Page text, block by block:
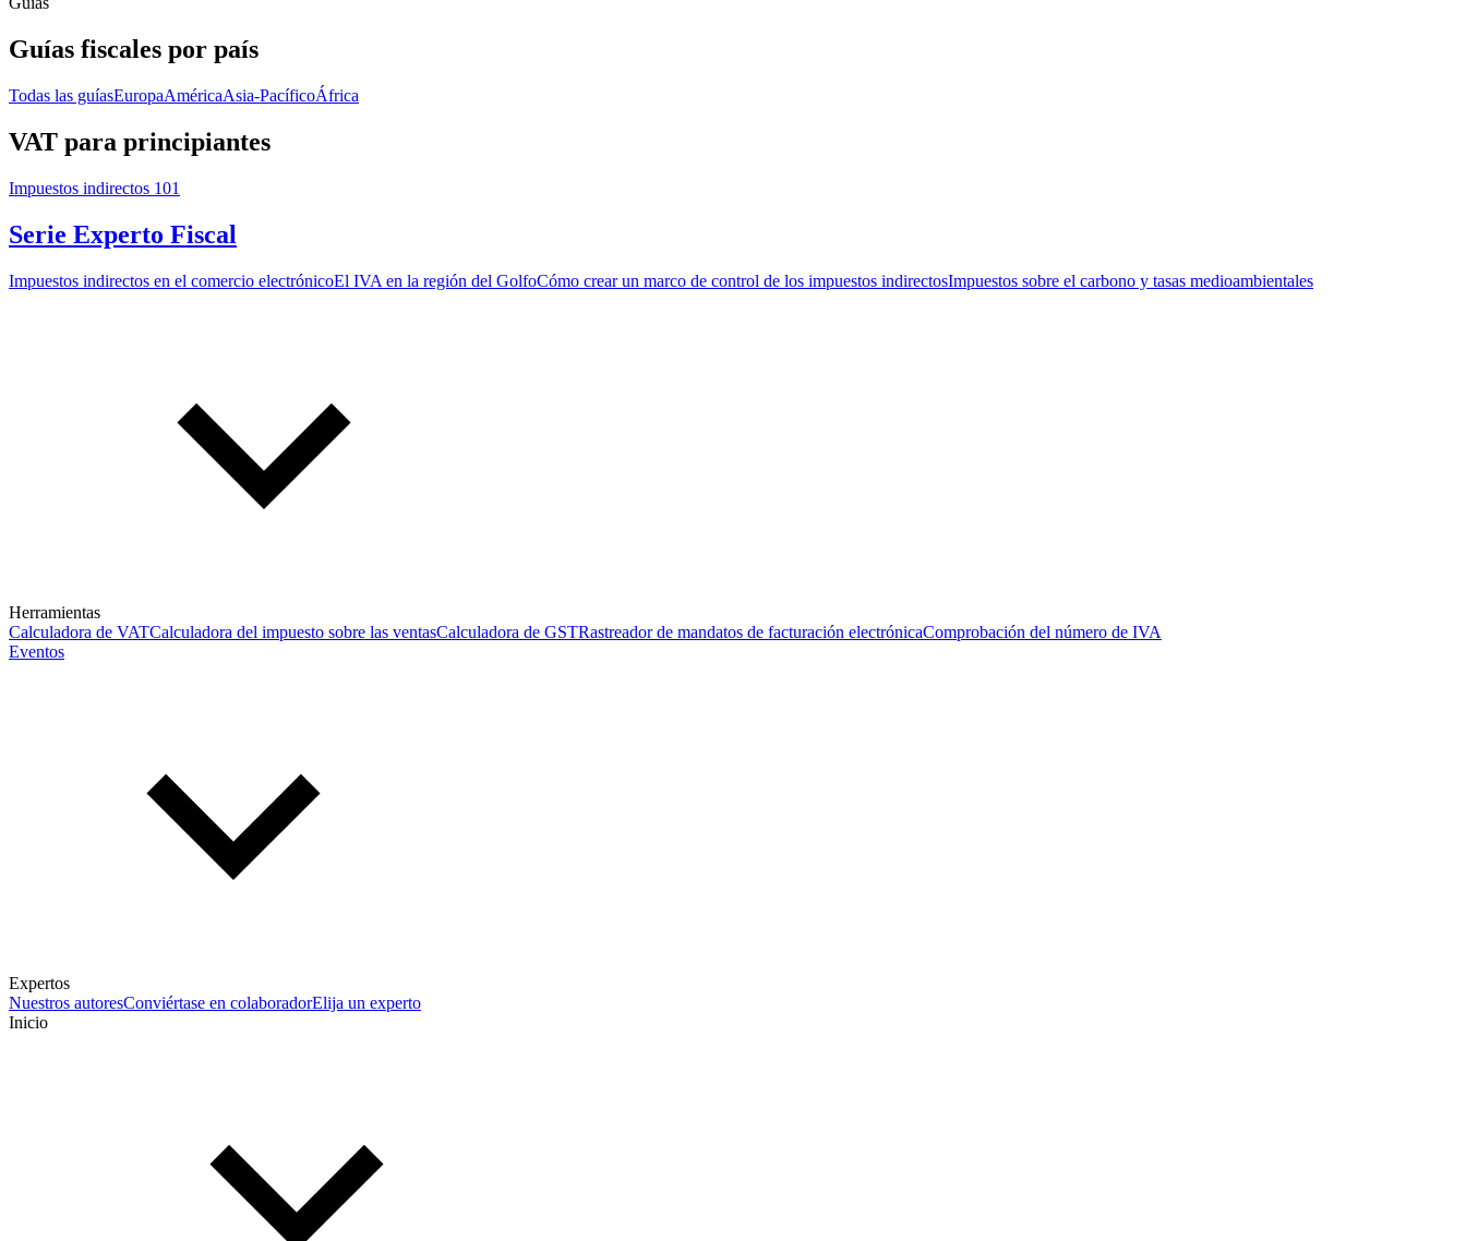
Guías fiscales por país
Todas las guíasEuropaAméricaAsia-PacíficoÁfrica
VAT para principiantes
Impuestos indirectos 101
Serie Experto Fiscal
Impuestos indirectos en el comercio electrónicoEl IVA en la región del GolfoCómo crear un marco de control de los impuestos indirectosImpuestos sobre el carbono y tasas medioambientales
Herramientas
Calculadora de VATCalculadora del impuesto sobre las ventasCalculadora de GSTRastreador de mandatos de facturación electrónicaComprobación del número de IVA
Eventos
Expertos
Nuestros autoresConviértase en colaboradorElija un experto
Inicio